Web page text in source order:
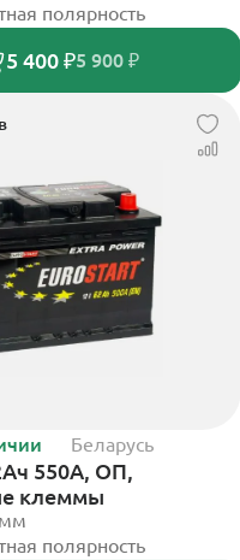
полярность
5 400 ₽5 900 ₽
Беларусь
550А, ОП,
клеммы
полярность